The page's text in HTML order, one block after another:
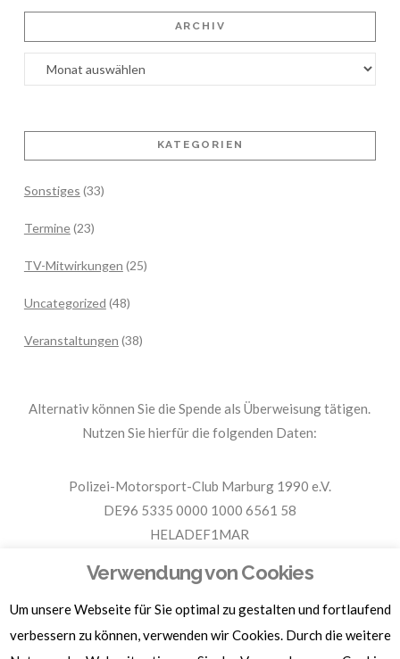
ARCHIV
Archiv
KATEGORIEN
Sonstiges (33)
Termine(23)
TV-Mitwirkungen (25)
Uncategorized (48)
Veranstaltungen (38)
Alternativ können Sie die Spende als Überweisung tätigen.
Nutzen Sie hierfür die folgenden Daten:
Polizei-Motorsport-Club Marburg 1990 e.V.
DE96 5335 0000 1000 6561 58
HELADEF1MAR
Für Spendenbescheinigungen, Sachspenden und weitere
Informationen, hier klicken.
Verwendung von Cookies
Um unsere Webseite für Sie optimal zu gestalten und fortlaufend
verbessern zu können, verwenden wir Cookies. Durch die weitere